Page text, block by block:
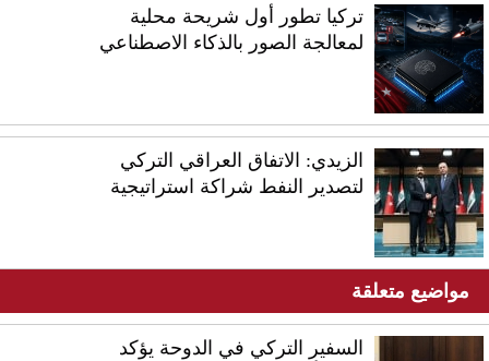
تركيا تطور أول شريحة محلية
لمعالجة الصور بالذكاء الاصطناعي
الزيدي: الاتفاق العراقي التركي
لتصدير النفط شراكة استراتيجية
مواضيع متعلقة
السفير التركي في الدوحة يؤكد